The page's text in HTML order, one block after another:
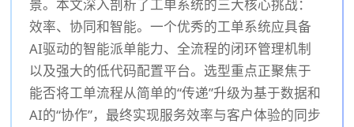
景。本文深入剖析了工单系统的三大核心挑战：
效率、协同和智能。一个优秀的工单系统应具备
AI驱动的智能派单能力、全流程的闭环管理机制
以及强大的低代码配置平台。选型重点正聚焦于
能否将工单流程从简单的“传递”升级为基于数据和
AI的“协作”，最终实现服务效率与客户体验的同步